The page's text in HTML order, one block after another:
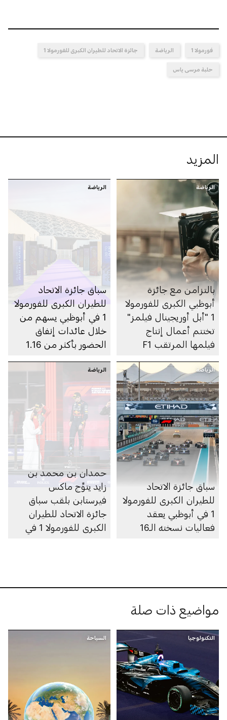
فورمولا 1 الرياضة جائزة الاتحاد للطيران الكبرى للفورمولا 1
حلبة مرسى ياس
المزيد
الرياضة
بالتزامن مع جائزة
أبوظبي الكبرى للفورمولا
1 "أبل أوريجينال فيلمز"
تختتم أعمال إنتاج
فيلمها المرتقب F1
الرياضة
سباق جائزة الاتحاد
للطيران الكبرى للفورمولا
1 في أبوظبي يسهم من
خلال عائدات إنفاق
الحضور بأكثر من 1.16
الإمارة في عام 2023
الرياضة
سباق جائزة الاتحاد
للطيران الكبرى للفورمولا
1 في أبوظبي يعقد
فعاليات نسخته الـ16
الرياضة
حمدان بن محمد بن
زايد يتوِّج ماكس
فيرستابن بلقب سباق
جائزة الاتحاد للطيران
الكبرى للفورمولا 1 في
مواضيع ذات صلة
التكنولوجيا السياحة